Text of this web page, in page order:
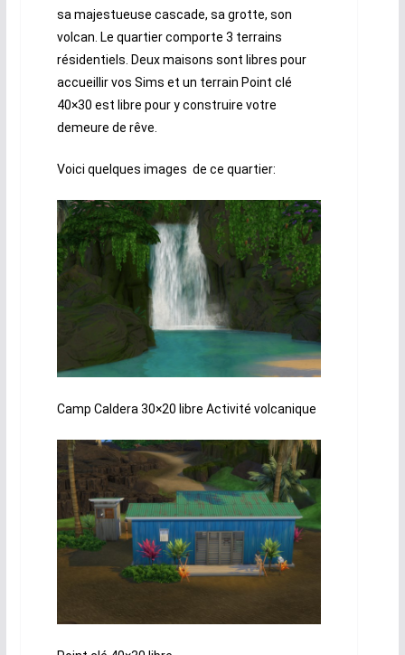
sa majestueuse cascade, sa grotte, son
volcan. Le quartier comporte 3 terrains
résidentiels. Deux maisons sont libres pour
accueillir vos Sims et un terrain Point clé
40×30 est libre pour y construire votre
demeure de rêve.
Voici quelques images de ce quartier:
Camp Caldera 30×20 libre Activité volcanique